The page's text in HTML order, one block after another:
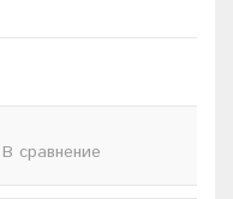
В сравнение